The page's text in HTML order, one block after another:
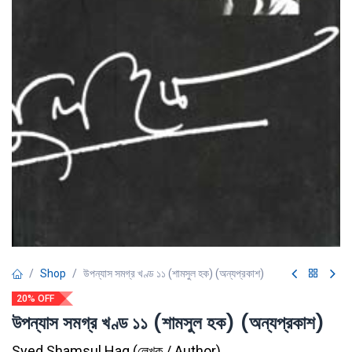
Shop উপন্যাস সমগ্র খণ্ড ১১ (শামসুল হক) (অন্যপ্রকাশ)
20% OFF
উপন্যাস সমগ্র খণ্ড ১১ (শামসুল হক) (অন্যপ্রকাশ)